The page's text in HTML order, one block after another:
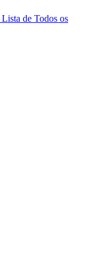
Lista de Todos os